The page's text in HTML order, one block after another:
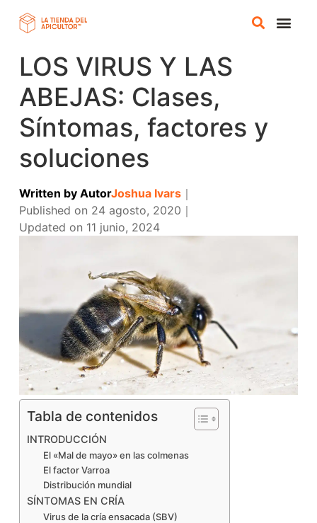
LOS VIRUS Y LAS
ABEJAS: Clases,
Síntomas, factores y
soluciones
Written by AutorJoshua Ivars｜
Published on 24 agosto, 2020 ｜
Updated on 11 junio, 2024
Tabla de contenidos
INTRODUCCIÓN
El «Mal de mayo» en las colmenas
El factor Varroa
Distribución mundial
SÍNTOMAS EN CRÍA
Virus de la cría ensacada (SBV)